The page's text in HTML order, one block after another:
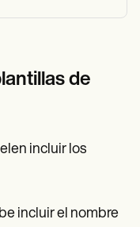
de
incluir los
incluir el nombre